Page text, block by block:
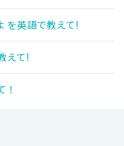
を英語で教えて!
えて!
！